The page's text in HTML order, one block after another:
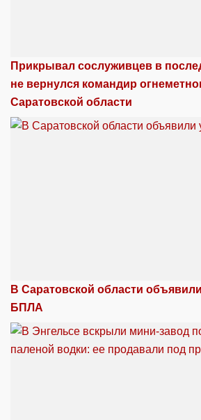
Прикрывал сослуживцев в
не вернулся командир
Саратовской области
В Саратовской области объявили
БПЛА